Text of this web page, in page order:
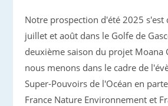
Notre prospection d'été 2025 s'est
juillet et août dans le Golfe de
deuxième saison du projet Moana
nous menons dans le cadre de
Super-Pouvoirs de l'Océan en
France Nature Environnement et